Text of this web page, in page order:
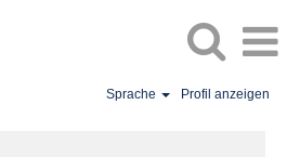
Sprache Profil anzeigen